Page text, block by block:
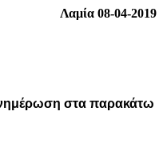
Λαμία 08-04-2019
στα παρακάτω